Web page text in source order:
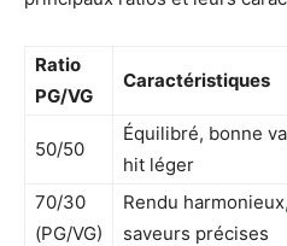
Ratio
PG/VG
Caractéristiques
50/50
Équilibré, bonne
hit léger
70/30
(PG/VG)
Rendu harmonieux,
saveurs précises